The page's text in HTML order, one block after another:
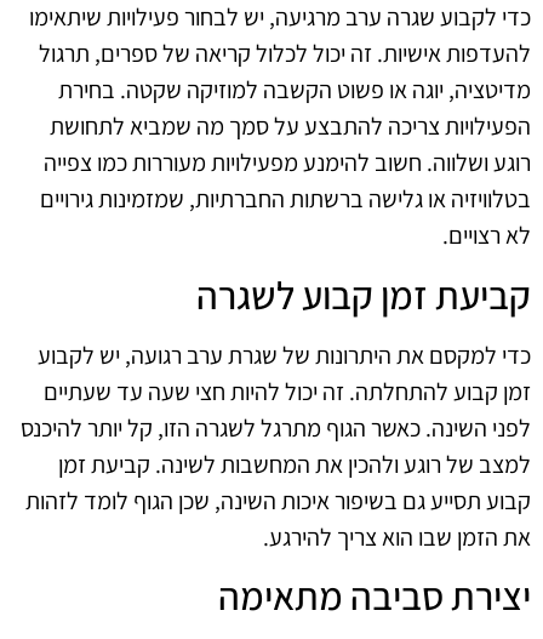
כדי לקבוע שגרה ערב מרגיעה, יש לבחור פעילויות שיתאימו
להעדפות אישיות. זה יכול לכלול קריאה של ספרים, תרגול
מדיטציה, יוגה או פשוט הקשבה למוזיקה שקטה. בחירת
הפעילויות צריכה להתבצע על סמך מה שמביא לתחושת
רוגע ושלווה. חשוב להימנע מפעילויות מעוררות כמו צפייה
בטלוויזיה או גלישה ברשתות החברתיות, שמזמינות גירויים
לא רצויים.
קביעת זמן קבוע לשגרה
כדי למקסם את היתרונות של שגרת ערב רגועה, יש לקבוע
זמן קבוע להתחלתה. זה יכול להיות חצי שעה עד שעתיים
לפני השינה. כאשר הגוף מתרגל לשגרה הזו, קל יותר להיכנס
למצב של רוגע ולהכין את המחשבות לשינה. קביעת זמן
קבוע תסייע גם בשיפור איכות השינה, שכן הגוף לומד לזהות
את הזמן שבו הוא צריך להירגע.
יצירת סביבה מתאימה